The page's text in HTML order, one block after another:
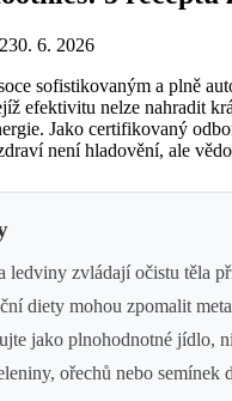
30. 6. 2026
sofistikovaným a plně
efektivitu nelze nahradit
Jako certifikovaný
není hladovění, ale
ledviny zvládají očistu těla
diety mohou zpomalit
jako plnohodnotné jídlo,
ořechů nebo